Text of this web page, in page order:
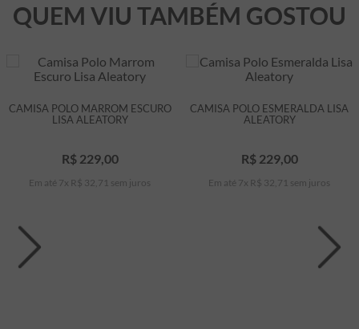
QUEM VIU TAMBÉM GOSTOU
CAMISA POLO MARROM ESCURO
LISA ALEATORY
R$ 229,00
Em até 7 x R$ 32 71 sem juros
CAMISA POLO ESMERALDA LISA
ALEATORY
R$ 229,00
Em até 7 x R$ 32 71 sem juros